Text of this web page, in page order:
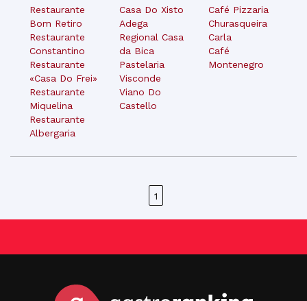
Restaurante
Bom Retiro
Restaurante
Constantino
Restaurante
«Casa Do Frei»
Restaurante
Miquelina
Restaurante
Albergaria
Casa Do Xisto
Adega
Regional Casa
da Bica
Pastelaria
Visconde
Viano Do
Castello
Café Pizzaria
Churasqueira
Carla
Café
Montenegro
1